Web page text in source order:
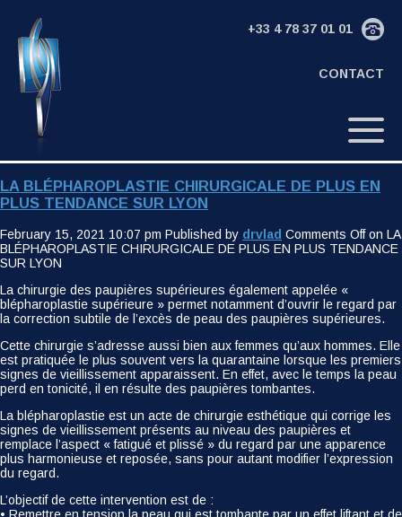
+33 4 78 37 01 01
CONTACT
LA BLÉPHAROPLASTIE CHIRURGICALE DE PLUS EN
PLUS TENDANCE SUR LYON
February 15, 2021 10:07 pm Published by drvlad Comments Offon LA
BLÉPHAROPLASTIE CHIRURGICALE DE PLUS EN PLUS TENDANCE
SUR LYON
La chirurgie des paupières supérieures également appelée «
blépharoplastie supérieure » permet notamment d’ouvrir le regard par
la correction subtile de l’excès de peau des paupières supérieures.
Cette chirurgie s’adresse aussi bien aux femmes qu’aux hommes. Elle
est pratiquée le plus souvent vers la quarantaine lorsque les premiers
signes de vieillissement apparaissent. En effet, avec le temps la peau
perd en tonicité, il en résulte des paupières tombantes.
La blépharoplastie est un acte de chirurgie esthétique qui corrige les
signes de vieillissement présents au niveau des paupières et
remplace l’aspect « fatigué et plissé » du regard par une apparence
plus harmonieuse et reposée, sans pour autant modifier l’expression
du regard.
L’objectif de cette intervention est de :
• Remettre en tension la peau qui est tombante par un effet liftant et de